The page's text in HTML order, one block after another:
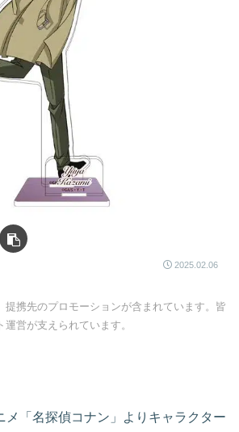
2025.02.06
携先のプロモーションが含まれています。皆
営が支えられています。
メ「名探偵コナン」よりキャラクター